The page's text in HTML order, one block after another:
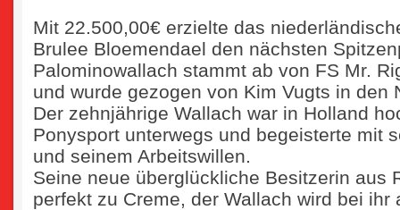
Mit 22.500,00€ erzielte das
Brulee Bloemendael den nächsten
Palominowallach stammt ab von FS Mr.
und wurde gezogen von Kim Vugts in den
Der zehnjährige Wallach war in Holland
Ponysport unterwegs und begeisterte mit
und seinem Arbeitswillen.
Seine neue überglückliche Besitzerin aus
perfekt zu Creme, der Wallach wird bei ihr